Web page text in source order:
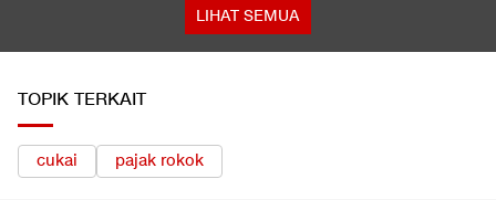
LIHAT SEMUA
TOPIK TERKAIT
cukai pajak rokok